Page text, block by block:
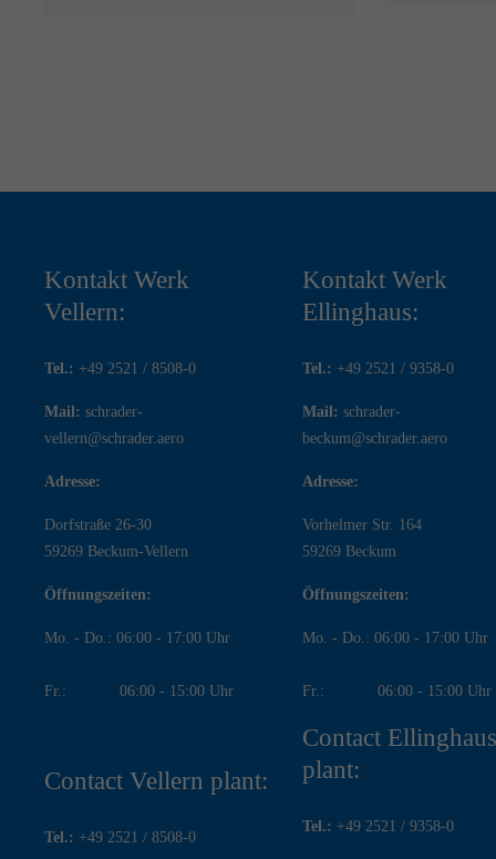
Kontakt Werk
Vellern:
Tel.: +49 2521 / 8508-0
Mail: schrader-
vellern@schrader.aero
Adresse:
Dorfstraße 26-30
59269 Beckum-Vellern
Öffnungszeiten:
Mo. - Do.: 06:00 - 17:00 Uhr
Fr.: 06:00 - 15:00 Uhr
Contact Vellern plant:
Tel.: +49 2521 / 8508-0
Kontakt Werk
Ellinghaus:
Tel.: +49 2521 / 9358-0
Mail: schrader-
beckum@schrader.aero
Adresse:
Vorhelmer Str. 164
59269 Beckum
Öffnungszeiten:
Mo. - Do.: 06:00 - 17:00 Uhr
Fr.: 06:00 - 15:00 Uhr
Contact Ellinghaus
plant:
Tel.: +49 2521 / 9358-0